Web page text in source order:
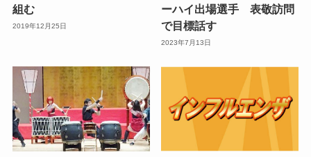
組む
2019年12月25日
ーハイ出場選手 表敬訪問
で目標話す
2023年7月13日